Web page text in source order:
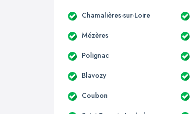
Chamalières-sur-Loire
Mézères
Polignac
Blavozy
Coubon